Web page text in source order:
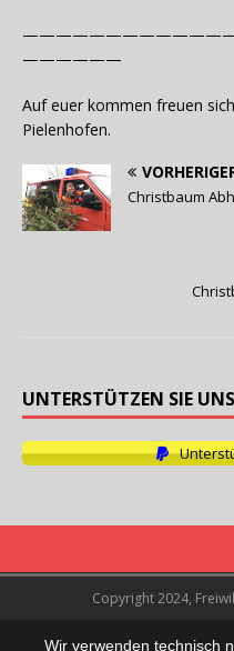
——————
Auf euer kommen freuen
Pielenhofen.
Christbaum
UNTERSTÜTZEN SIE UNS
Copyright 2024,
Wir verwenden technisch